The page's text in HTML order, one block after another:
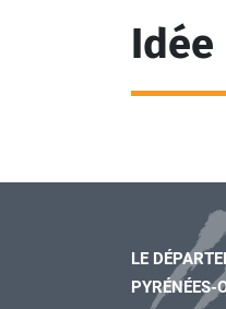
Idée
LE
PYRÉNÉES-